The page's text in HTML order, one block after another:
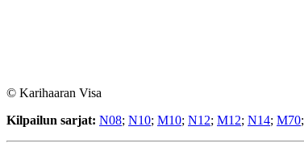
© Karihaaran Visa
Kilpailun sarjat: N08; N10; M10; N12; M12; N14; M70;